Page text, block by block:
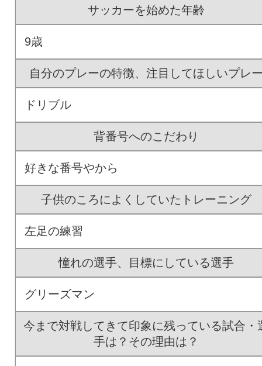
サッカーを始めた年齢
9歳
自分のプレーの特徴、注目してほしいプレ
ドリブル
背番号へのこだわり
好きな番号やから
子供のころによくしていたトレーニング
左足の練習
憧れの選手、目標にしている選手
グリーズマン
今まで対戦してきて印象に残っている試合・
手は？その理由は？